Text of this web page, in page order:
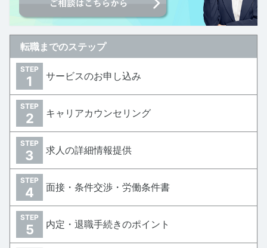
転職までのステップ
STEP
1 サービスのお申し込み
STEP
2 キャリアカウンセリング
STEP
3 求人の詳細情報提供
STEP
4 面接・条件交渉・労働条件書
STEP
5 内定・退職手続きのポイント